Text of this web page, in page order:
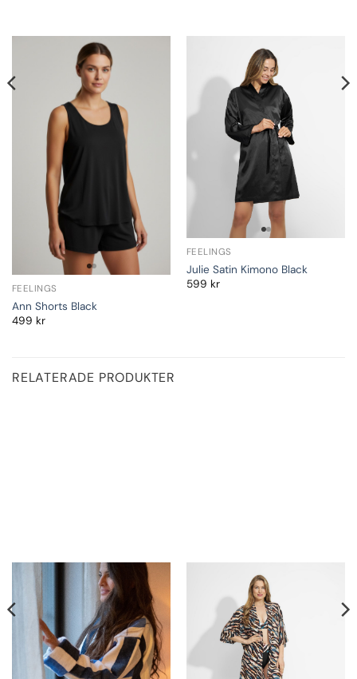
FEELINGS
Ann Shorts Black
499 kr
FEELINGS
Julie Satin Kimono Black
599 kr
RELATERADE PRODUKTER